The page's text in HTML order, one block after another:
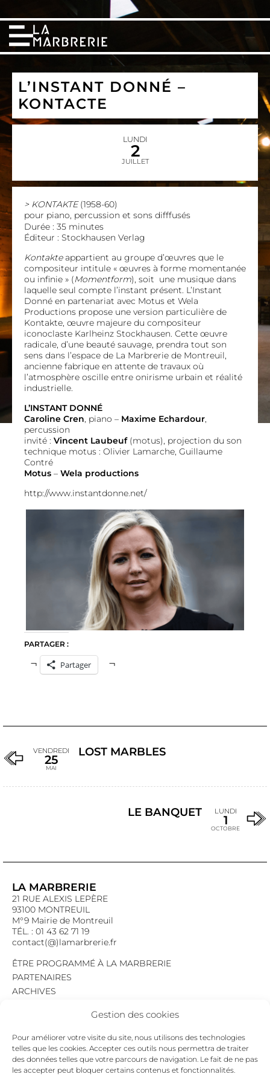
Gestion des cookies
Pour améliorer votre visite du site, nous utilisons des technologies
telles que les cookies. Accepter ces outils nous permettra de traiter
des données telles que votre parcours de navigation. Le fait de ne pas
les accepter peut bloquer certains contenus et fonctionnalités.
L’INSTANT DONNÉ –
KONTACTE
LUNDI
2
JUILLET
> KONTAKTE(1958-60)
pour piano, percussion et sons difffusés
Durée : 35 minutes
Éditeur : Stockhausen Verlag
Kontakteappartient au groupe d’œuvres que le
compositeur intitule « œuvres à forme momentanée
ou infinie » (Momentform), soit une musique dans
laquelle seul compte l’instant présent. L’Instant
Donné en partenariat avec Motus et Wela
Productions propose une version particulière de
Kontakte, œuvre majeure du compositeur
iconoclaste Karlheinz Stockhausen. Cette œuvre
radicale, d’une beauté sauvage, prendra tout son
sens dans l’espace de La Marbrerie de Montreuil,
ancienne fabrique en attente de travaux où
l’atmosphère oscille entre onirisme urbain et réalité
industrielle.
L’INSTANT DONNÉ
Caroline Cren, piano – Maxime Echardour,
percussion
invité : Vincent Laubeuf(motus), projection du son
technique motus : Olivier Lamarche, Guillaume
Contré
Motus – Wela productions
http://www.instantdonne.net/
PARTAGER :
Partager
VENDREDI
25
MAI
LOST MARBLES
LE BANQUET LUNDI
1
OCTOBRE
LA MARBRERIE
21 RUE ALEXIS LEPÈRE
93100 MONTREUIL
M°9 Mairie de Montreuil
TÉL. : 01 43 62 71 19
contact(@)lamarbrerie.fr
ÊTRE PROGRAMMÉ À LA MARBRERIE
PARTENAIRES
ARCHIVES
MENTIONS LÉGALES
POLITIQUE DE CONFIDENTIALITÉ
COOKIES
NEWSLETTER